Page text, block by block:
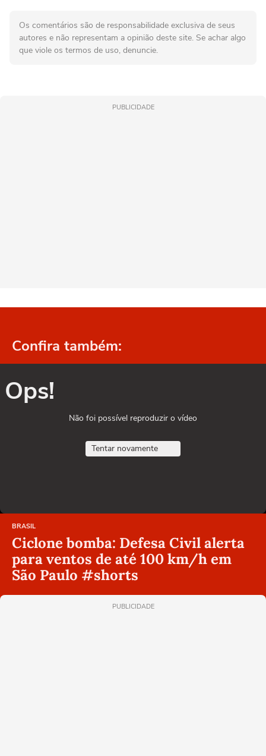
Os comentários são de responsabilidade exclusiva de seus
autores e não representam a opinião deste site. Se achar algo
que viole os termos de uso, denuncie.
PUBLICIDADE
Confira também:
Ops!
Não foi possível reproduzir o vídeo
Tentar novamente
BRASIL
Ciclone bomba: Defesa Civil alerta
para ventos de até 100 km/h em
São Paulo #shorts
PUBLICIDADE